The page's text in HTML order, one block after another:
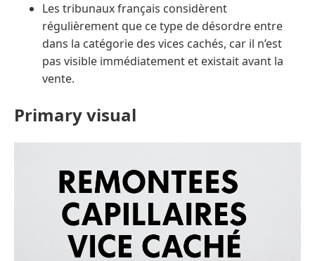
Les tribunaux français considèrent
régulièrement que ce type de désordre entre
dans la catégorie des vices cachés, car il n’est
pas visible immédiatement et existait avant la
vente.
Primary visual